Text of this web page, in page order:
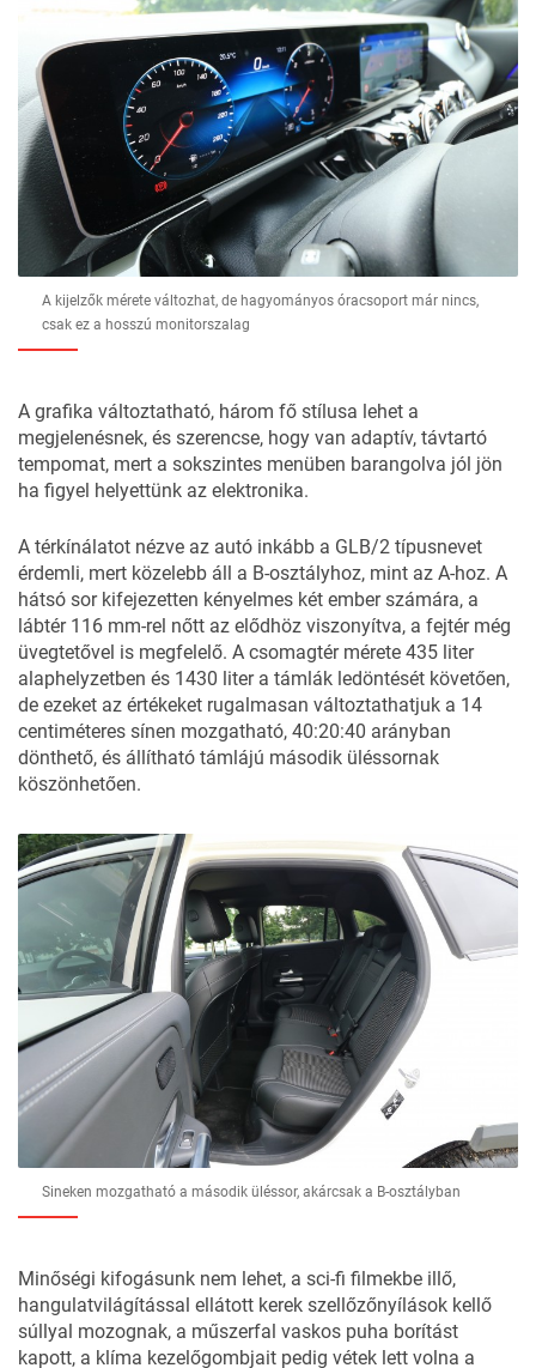
A kijelzők mérete változhat, de hagyományos óracsoport már nincs,
csak ez a hosszú monitorszalag
A grafika változtatható, három fő stílusa lehet a
megjelenésnek, és szerencse, hogy van adaptív, távtartó
tempomat, mert a sokszintes menüben barangolva jól jön
ha figyel helyettünk az elektronika.
A térkínálatot nézve az autó inkább a GLB/2 típusnevet
érdemli, mert közelebb áll a B-osztályhoz, mint az A-hoz. A
hátsó sor kifejezetten kényelmes két ember számára, a
lábtér 116 mm-rel nőtt az elődhöz viszonyítva, a fejtér még
üvegtetővel is megfelelő. A csomagtér mérete 435 liter
alaphelyzetben és 1430 liter a támlák ledöntését követően,
de ezeket az értékeket rugalmasan változtathatjuk a 14
centiméteres sínen mozgatható, 40:20:40 arányban
dönthető, és állítható támlájú második üléssornak
köszönhetően.
Sineken mozgatható a második üléssor, akárcsak a B-osztályban
Minőségi kifogásunk nem lehet, a sci-fi filmekbe illő,
hangulatvilágítással ellátott kerek szellőzőnyílások kellő
súllyal mozognak, a műszerfal vaskos puha borítást
kapott, a klíma kezelőgombjait pedig vétek lett volna a